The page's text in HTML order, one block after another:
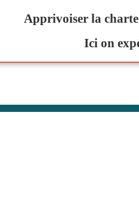
Apprivoiser la charte
Ici on